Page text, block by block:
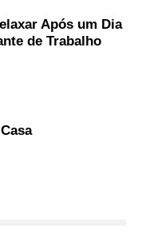
Após um Dia
de Trabalho